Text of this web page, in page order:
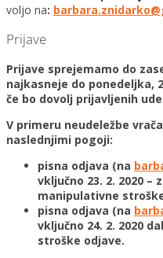
voljo na:
Prijave
Prijave sprejemamo do
najkasneje do ponedeljka,
če bo dovolj prijavljenih
V primeru neudeležbe
naslednjimi pogoji:
pisna odjava (na
vključno 23. 2. 2020 –
manipulativne
pisna odjava (na
vključno 24. 2. 2020
stroške odjave.